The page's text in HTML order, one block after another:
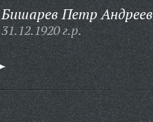
Бишарев Петр
31.12.1920 г.р.